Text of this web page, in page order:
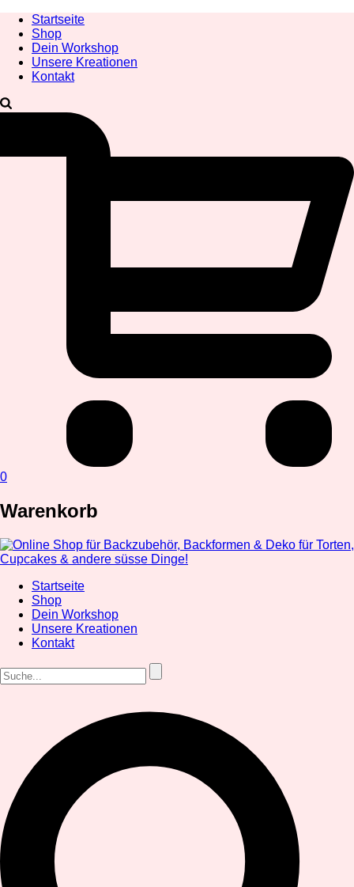
Startseite
Shop
Dein Workshop
Unsere Kreationen
Kontakt
0
Warenkorb
Startseite
Shop
Dein Workshop
Unsere Kreationen
Kontakt